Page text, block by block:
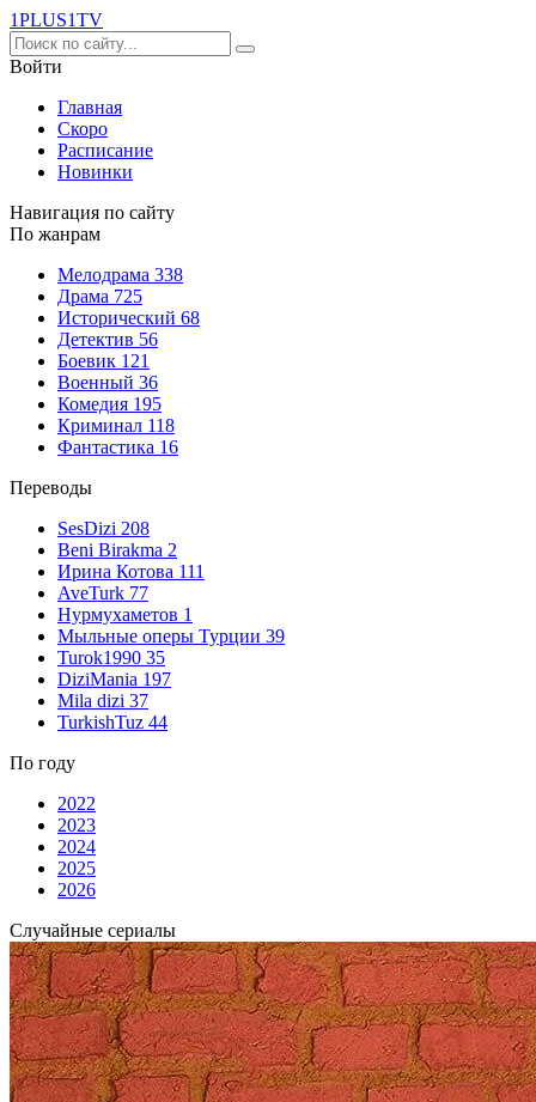
1PLUS1TV
Войти
Главная
Скоро
Расписание
Новинки
Навигация по сайту
По жанрам
Мелодрама 338
Драма 725
Исторический 68
Детектив 56
Боевик 121
Военный 36
Комедия 195
Криминал 118
Фантастика 16
Переводы
SesDizi 208
Beni Birakma 2
Ирина Котова 111
AveTurk 77
Нурмухаметов 1
Мыльные оперы Турции 39
Turok1990 35
DiziMania 197
Mila dizi 37
TurkishTuz 44
По году
2022
2023
2024
2025
2026
Случайные сериалы